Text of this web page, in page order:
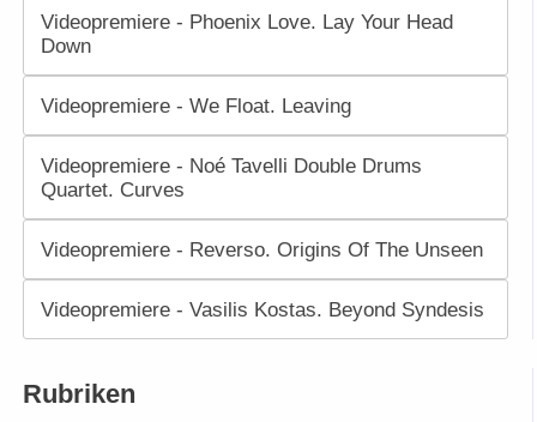
Videopremiere - Phoenix Love. Lay Your Head
Down
Videopremiere - We Float. Leaving
Videopremiere - Noé Tavelli Double Drums
Quartet. Curves
Videopremiere - Reverso. Origins Of The Unseen
Videopremiere - Vasilis Kostas. Beyond Syndesis
Rubriken